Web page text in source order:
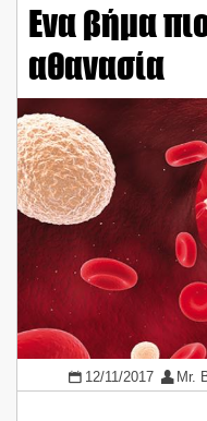
Ενα βήμα
αθανασία
12/11/2017 Mr.